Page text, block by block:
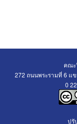
คณะ
272 ถนนพระรามที่ 6 แ
0
ปรั